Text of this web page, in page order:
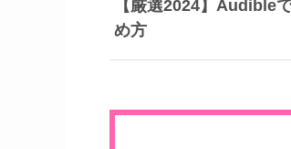
【厳選2024】Audible
め方